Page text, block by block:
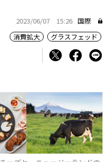
2023/06/07 15:26 国際
消費拡大
グラスフェッド